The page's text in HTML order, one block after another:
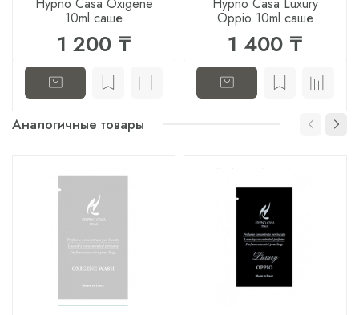
10ml саше
1 200 ₸
Oppio 10ml саше
1 400 ₸
Аналогичные товары